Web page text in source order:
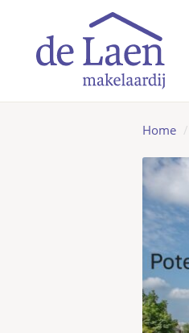
Home /